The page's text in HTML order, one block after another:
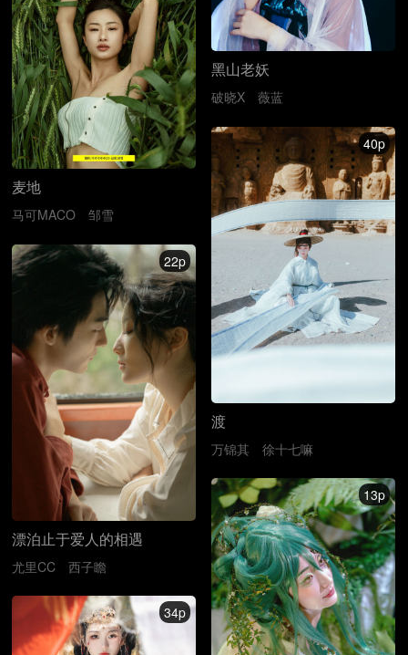
黑山老妖
破晓X 薇蓝
麦地
马可MACO 邹雪
40p
渡
万锦其 徐十七嘛
22p
漂泊止于爱人的相遇
尤里CC 西子瞻
13p
34p